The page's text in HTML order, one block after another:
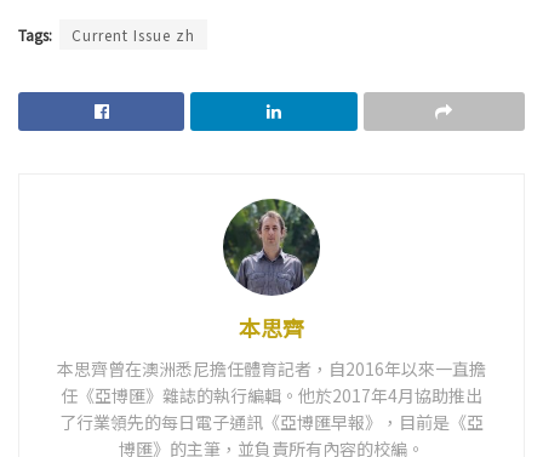
Tags: Current Issue zh
本思齊
本思齊曾在澳洲悉尼擔任體育記者，自2016年以來一直擔
任《亞博匯》雜誌的執行編輯。他於2017年4月協助推出
了行業領先的每日電子通訊《亞博匯早報》，目前是《亞
博匯》的主筆，並負責所有內容的校編。